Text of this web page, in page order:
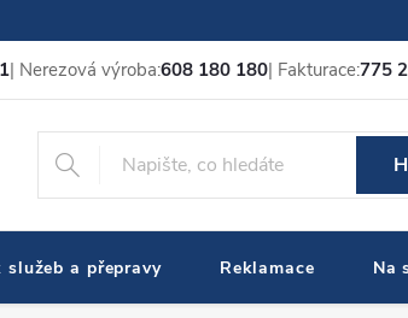
| Nerezová výroba:608 180 180| Fakturace:775
služeb a přepravy Reklamace Na